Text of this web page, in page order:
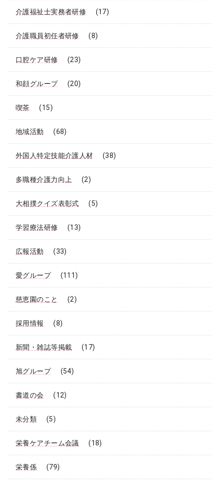
介護福祉士実務者研修 (17)
介護職員初任者研修 (8)
口腔ケア研修 (23)
和顔グループ (20)
喫茶 (15)
地域活動 (68)
外国人特定技能介護人材 (38)
多職種介護力向上 (2)
大相撲クイズ表彰式 (5)
学習療法研修 (13)
広報活動 (33)
愛グループ (111)
慈恵園のこと (2)
採用情報 (8)
新聞・雑誌等掲載 (17)
旭グループ (54)
書道の会 (12)
未分類 (5)
栄養ケアチーム会議 (18)
栄養係 (79)